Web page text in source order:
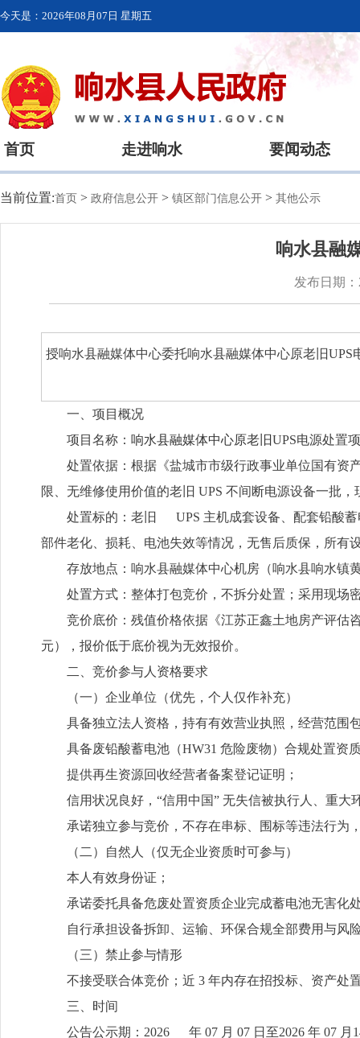
今天是： 2026年08月07日 星期五
首页 走进响水 要闻动态
当前位置:首页 > 政府信息公开 > 镇区部门信息公开 > 其他公示
响水县融
发布日期
授响水县融媒体中心委托响水县融媒体中心原老旧
一、项目概况
项目名称： 响水县融媒体中心原老旧UPS电源处置
处置依据：根据《盐城市市级行政事业单位国有资
限、无维修使用价值的老旧 UPS 不间断电源设备一批
处置标的：老旧 UPS 主机成套设备、配套铅酸蓄
部件老化、损耗、电池失效等情况，无售后质保，所有
存放地点：响水县融媒体中心机房（响水县响水镇
处置方式：整体打包竞价，不拆分处置；采用现场
竞价底价：残值价格依据《江苏正鑫土地房产评
元），报价低于底价视为无效报价。
二、竞价参与人资格要求
（一）企业单位（优先，个人仅作补充）
具备独立法人资格，持有有效营业执照，经营范围
具备废铅酸蓄电池（HW31 危险废物）合规处置资
提供再生资源回收经营者备案登记证明；
信用状况良好，“信用中国” 无失信被执行人、重大
承诺独立参与竞价，不存在串标、围标等违法行为
（二）自然人（仅无企业资质时可参与）
本人有效身份证；
承诺委托具备危废处置资质企业完成蓄电池无害化
自行承担设备拆卸、运输、环保合规全部费用与风
（三）禁止参与情形
不接受联合体竞价；近 3 年内存在招投标、资产处
三、时间
公告公示期：2026 年 07 月 07 日至2026 年 07 月